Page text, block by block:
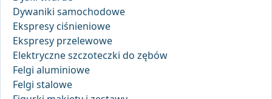
Dywaniki samochodowe
Ekspresy ciśnieniowe
Ekspresy przelewowe
Elektryczne szczoteczki do zębów
Felgi aluminiowe
Felgi stalowe